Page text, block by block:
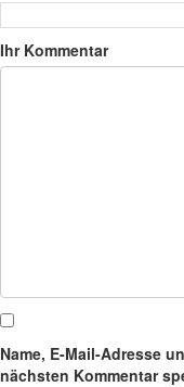
Ihr Kommentar
Name, E-Mail-Adresse
nächsten Kommentar